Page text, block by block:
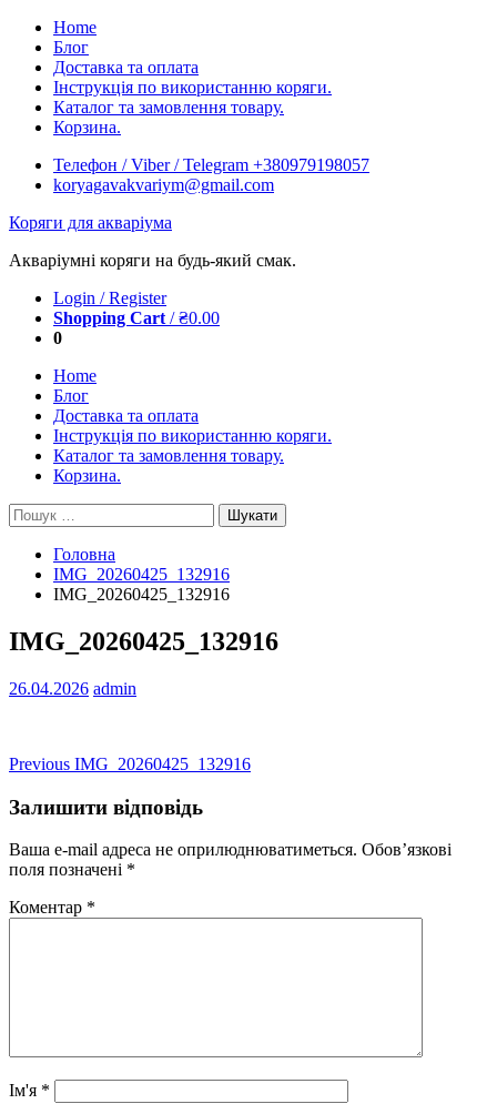
Skip
content
Home
Блог
Доставка та оплата
Інструкція по використанню коряги.
Каталог та замовлення товару.
Корзина.
Телефон / Viber / Telegram +380979198057
koryagavakvariym@gmail.com
Коряги для акваріума
Акваріумні коряги на будь-який смак.
Login / Register
Shopping Cart /₴0.00
0
Home
Блог
Доставка та оплата
Інструкція по використанню коряги.
Каталог та замовлення товару.
Корзина.
Пошук:
Головна
IMG_20260425_132916
IMG_20260425_132916
IMG_20260425_132916
26.04.2026 admin
Навігація
записів
Previous Previous
IMG_20260425_132916
Залишити відповідь
Ваша e-mail адреса не оприлюднюватиметься. Обов’язкові
поля позначені *
Коментар *
Ім'я *